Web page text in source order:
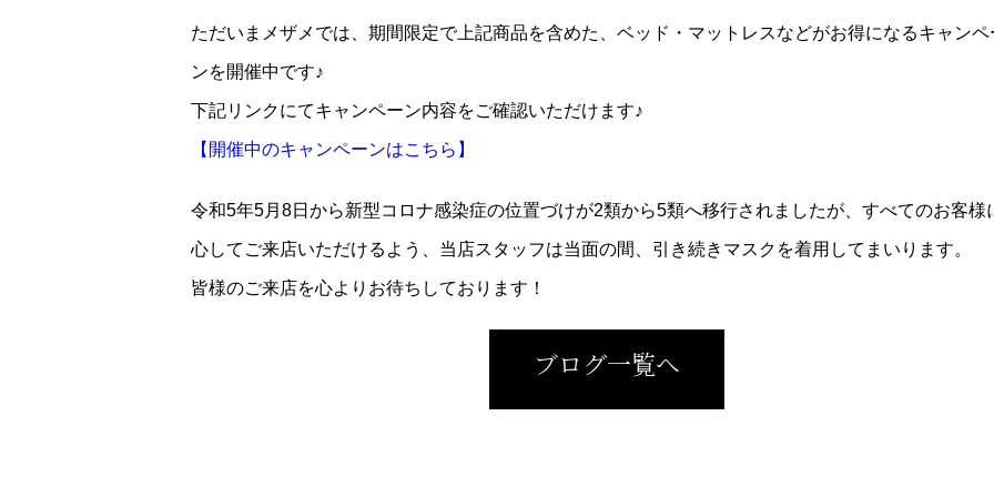
ただいまメザメでは、期間限定で上記商品を含めた、ベッド・マットレスなどがお得になるキャンペ
ンを開催中です♪
下記リンクにてキャンペーン内容をご確認いただけます♪
【開催中のキャンペーンはこちら】
令和5年5月8日から新型コロナ感染症の位置づけが2類から5類へ移行されましたが、すべてのお客様
心してご来店いただけるよう、当店スタッフは当面の間、引き続きマスクを着用してまいります。
皆様のご来店を心よりお待ちしております！
ブログ一覧へ